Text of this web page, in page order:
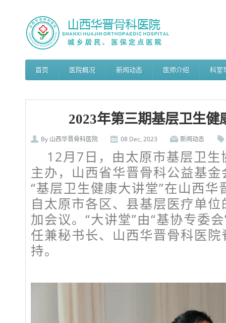
首页 医院概况 新闻动态 医师介绍 科室
2023年第三期基层卫生健
By 山西华晋骨科医院 08 Dec, 2023 新闻动态
12月7日，由太原市基层卫
主办，山西省华晋骨科公益基
“基层卫生健康大讲堂”在山西
自太原市各区、县基层医疗单
加会议。“大讲堂”由“基协专委
任兼秘书长、山西华晋骨科医
持。